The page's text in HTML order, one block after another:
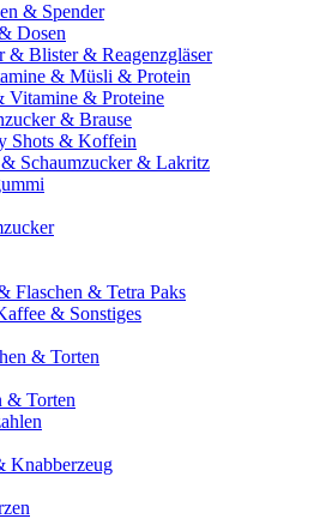
& Spender
Dosen
& Blister & Reagenzgläser
& Müsli & Protein
Vitamine & Proteine
& Brause
Shots & Koffein
Schaumzucker & Lakritz
Flaschen & Tetra Paks
& Sonstiges
& Torten
& Torten
Knabberzeug